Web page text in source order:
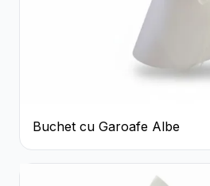
Buchet cu Garoafe Albe